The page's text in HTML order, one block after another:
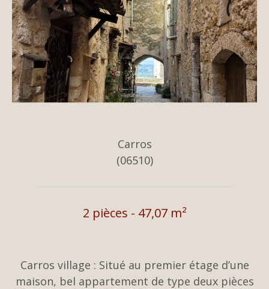
Carros
(06510)
2 pièces - 47,07 m²
Carros village : Situé au premier étage d’une
maison, bel appartement de type deux pièces